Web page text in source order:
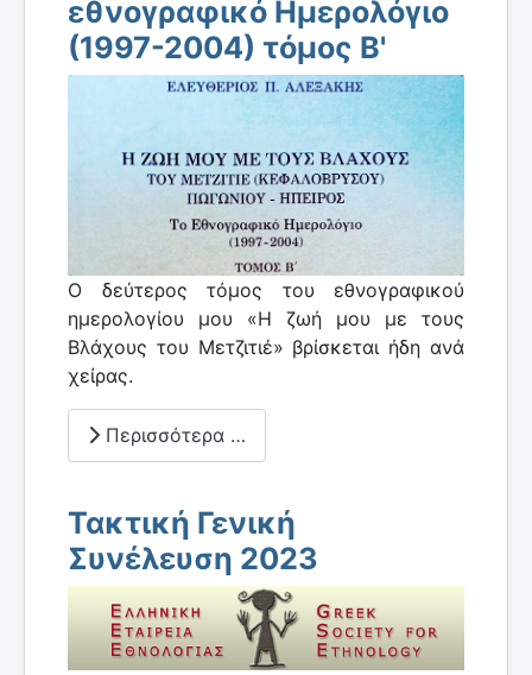
εθνογραφικό Ημερολόγιο
(1997-2004) τόμος Β'
Ο δεύτερος τόμος του εθνογραφικού
ημερολογίου μου «Η ζωή μου με τους
Βλάχους του Μετζιτιέ» βρίσκεται ήδη ανά
χείρας.
Περισσότερα …
Τακτική Γενική
Συνέλευση 2023